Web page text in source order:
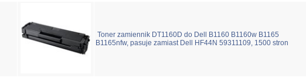
Toner zamiennik DT1160D do Dell B1160 B1160w B1165
B1165nfw, pasuje zamiast Dell HF44N 59311109, 1500 stron